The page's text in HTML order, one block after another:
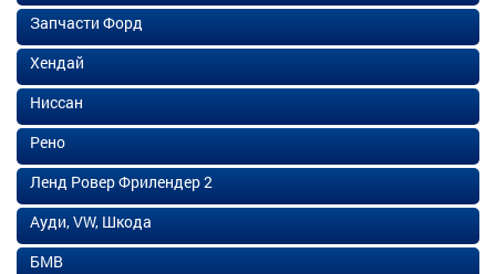
Запчасти Форд
Хендай
Ниссан
Рено
Ленд Ровер Фрилендер 2
Ауди, VW, Шкода
БМВ